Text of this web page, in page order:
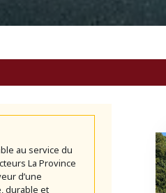
au service du
La Province
d’une
durable et